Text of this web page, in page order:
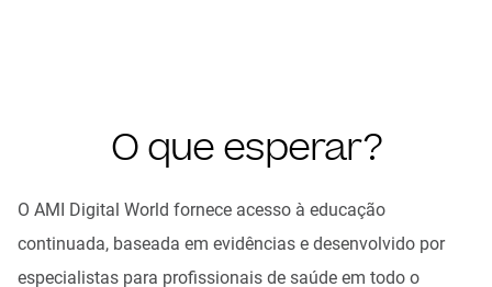
O que esperar?
O AMI Digital World fornece acesso à educação
continuada, baseada em evidências e desenvolvido por
especialistas para profissionais de saúde em todo o